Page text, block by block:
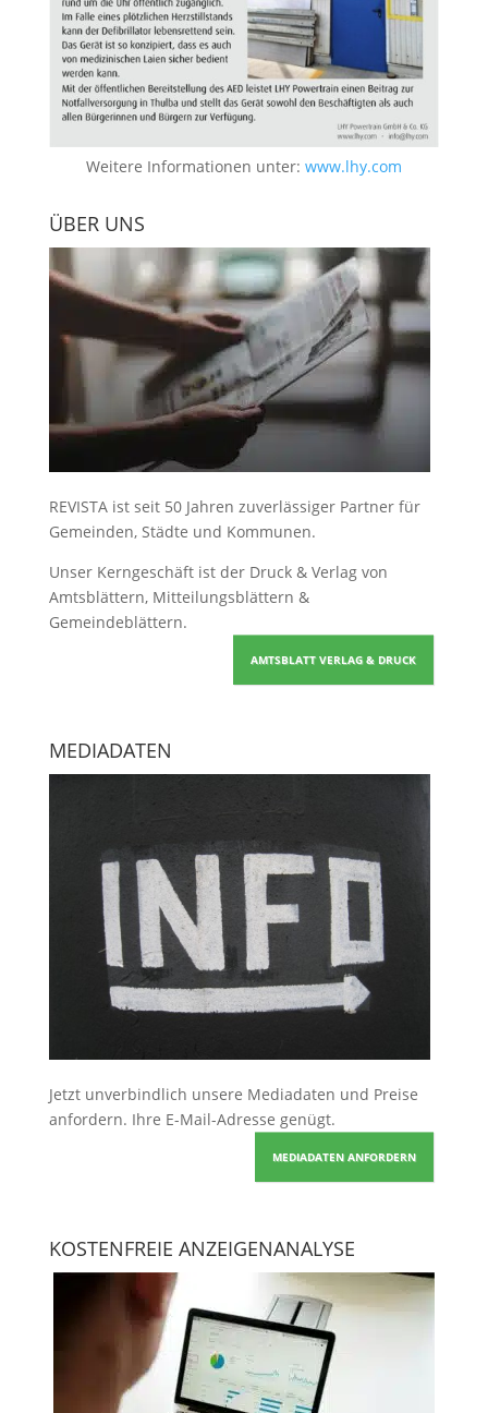
Weitere Informationen unter: www.lhy.com
ÜBER UNS
REVISTA ist seit 50 Jahren zuverlässiger Partner für
Gemeinden, Städte und Kommunen.
Unser Kerngeschäft ist der Druck & Verlag von
Amtsblättern, Mitteilungsblättern &
Gemeindeblättern.
AMTSBLATT VERLAG & DRUCK
MEDIADATEN
Jetzt unverbindlich unsere Mediadaten und Preise
anfordern. Ihre E-Mail-Adresse genügt.
MEDIADATEN ANFORDERN
KOSTENFREIE ANZEIGENANALYSE